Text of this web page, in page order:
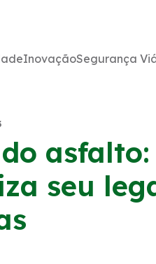
InovaçãoSegurança
seu